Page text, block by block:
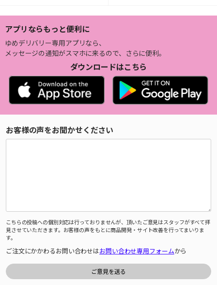
アプリならもっと便利に
ゆめデリバリー専用アプリなら、
メッセージの通知がスマホに来るので、さらに便利。
ダウンロードはこちら
お客様の声をお聞かせください
こちらの投稿への個別対応は行っておりませんが、頂いたご意見はスタッフがすべて拝
見させていただきます。お客様の声をもとに商品開発・サイト改善を行ってまいりま
す。
ご注文にかかわるお問い合わせはお問い合わせ専用フォームから